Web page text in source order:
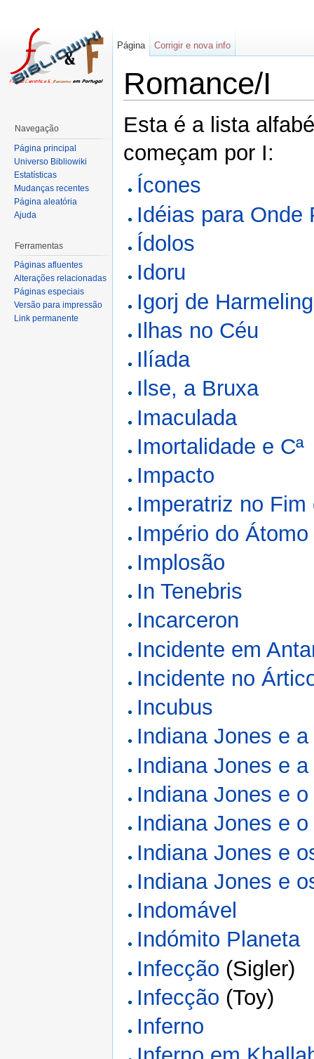
Romance/I
Esta é a lista
começam por I:
Ícones
Idéias para Onde
Ídolos
Idoru
Igorj de
Ilhas no Céu
Ilíada
Ilse, a Bruxa
Imaculada
Imortalidade e Cª
Impacto
Imperatriz no Fim
Império do Átomo
Implosão
In Tenebris
Incarceron
Incidente em
Incidente no
Incubus
Indiana Jones e
Indiana Jones e
Indiana Jones e
Indiana Jones e
Indiana Jones e
Indiana Jones e
Indomável
Indómito Planeta
Infecção (Sigler)
Infecção (Toy)
Inferno
Página Corrigir e nova info
Navegação
Página principal
Universo Bibliowiki
Estatísticas
Mudanças recentes
Página aleatória
Ajuda
Ferramentas
Páginas afluentes
Alterações relacionadas
Páginas especiais
Versão para impressão
Link permanente